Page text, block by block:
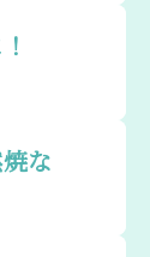
！
な